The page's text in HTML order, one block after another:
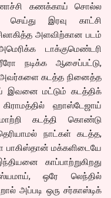
கணக்காய் சொல்ல
செய்து இரவு காட்சி
அளவிற்கான படம்
டாக்குமெண்டரி
நடிக்க ஆசைப்பட்டு,
கடத்த நினைத்த
இவனை மட்டும் கடத்திக்
ஹாஸ்டேஜாய்
கடத்தி கொண்டு
நாட்கள் கடத்த,
பாகிஸ்தான் மக்களிடையே
காப்பாற்றுகிறது
ஒரே லெந்தில்
அப்படி ஒரு சர்காஸ்டிக்